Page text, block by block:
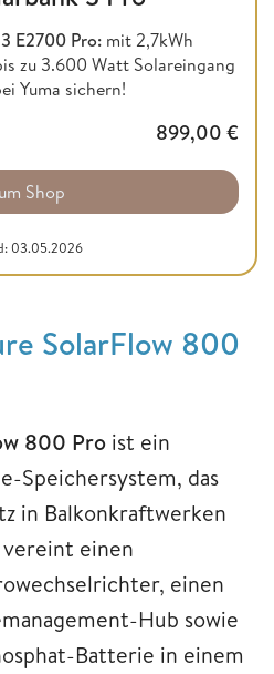
E2700 Pro: mit 2,7kWh
zu 3.600 Watt Solareingang
Yuma sichern!
899,00 €
Shop
03.05.2026
SolarFlow 800
800 Pro ist ein
Speichersystem, das
in Balkonkraftwerken
einen
einen
Hub sowie
Batterie in einem